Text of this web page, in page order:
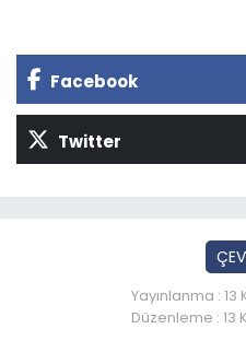
Facebook
Twitter
Yayınlanma : 13
Düzenleme : 13